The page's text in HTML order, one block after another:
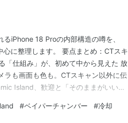
iPhone 18 Proの内部構造の噂を、
に整理します。 要点まとめ：CTスキ
「仕組み」が、初めて中から見えた 放
ラも画面も色も。CTスキャン以外に伝
Island、歓迎と「そのままがいい」
なりです。 iPhone…
#ベイパーチャンバー #冷却